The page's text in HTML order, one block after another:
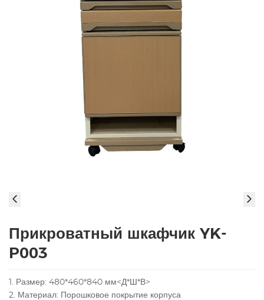
Прикроватный шкафчик YK-
P003
1. Размер: 480*460*840 мм<Д*Ш*В>
2. Материал: Порошковое покрытие корпуса